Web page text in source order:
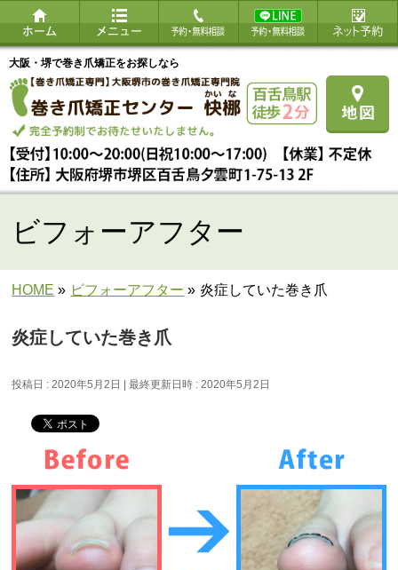
大阪・堺で巻き爪矯正をお探しなら
ビフォーアフター
HOME » ビフォーアフター » 炎症していた巻き爪
炎症していた巻き爪
投稿日 : 2020年5月2日 最終更新日時 : 2020年5月2日